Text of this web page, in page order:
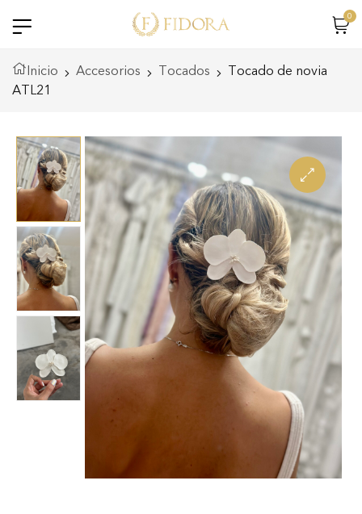
0
Inicio Accesorios Tocados
Tocado de novia
ATL21